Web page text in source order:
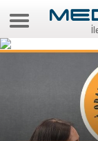
7 Ağustos 2026
Video
Gazeteler